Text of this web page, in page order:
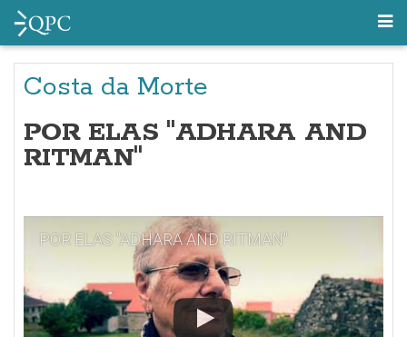
Costa da Morte
POR ELAS "ADHARA AND
RITMAN"
POR ELAS "ADHARA AND RITMAN"